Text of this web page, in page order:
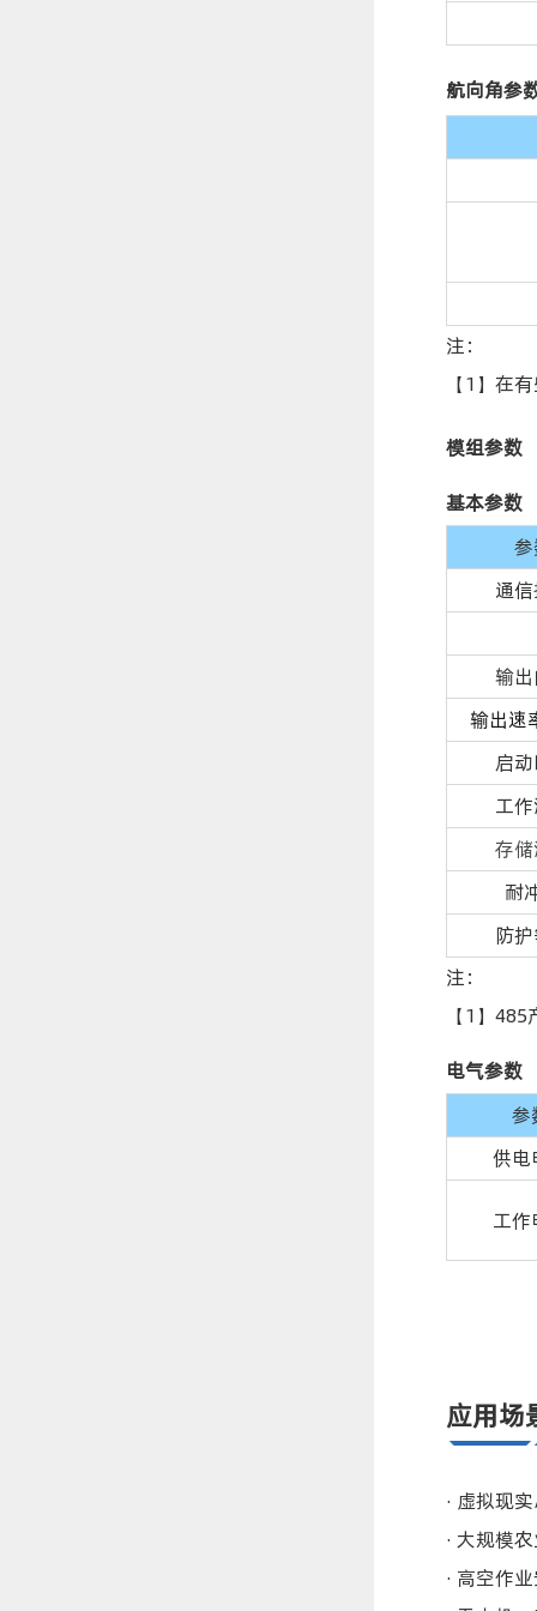
航向角参
注：
【1】在
模组参数
基本参数
通
输
输出速
启
工
存
耐
防
注：
【1】
电气参数
参
供电
工作
应用场
· 虚拟现
· 大规模
· 高空作